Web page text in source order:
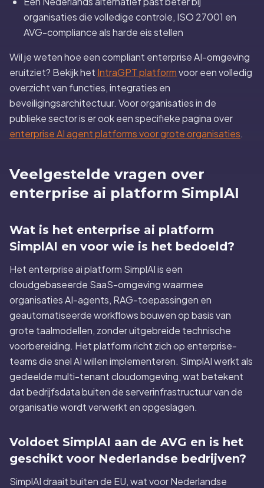
organisaties die volledige controle, ISO 27001 en
AVG-compliance als harde eis stellen
Wil je weten hoe een compliant enterprise AI-omgeving
eruitziet? Bekijk het IntraGPT platformvoor een volledig
overzicht van functies, integraties en
beveiligingsarchitectuur. Voor organisaties in de
publieke sector is er ook een specifieke pagina over
enterprise AI agent platforms voor grote organisaties.
Veelgestelde vragen over
enterprise ai platform SimplAI
Wat is het enterprise ai platform
SimplAI en voor wie is het bedoeld?
Het enterprise ai platform SimplAI is een
cloudgebaseerde SaaS-omgeving waarmee
organisaties AI-agents, RAG-toepassingen en
geautomatiseerde workflows bouwen op basis van
grote taalmodellen, zonder uitgebreide technische
voorbereiding. Het platform richt zich op enterprise-
teams die snel AI willen implementeren. SimplAI werkt als
gedeelde multi-tenant cloudomgeving, wat betekent
dat bedrijfsdata buiten de serverinfrastructuur van de
organisatie wordt verwerkt en opgeslagen.
Voldoet SimplAI aan de AVG en is het
geschikt voor Nederlandse bedrijven?
SimplAI draait buiten de EU, wat voor Nederlandse